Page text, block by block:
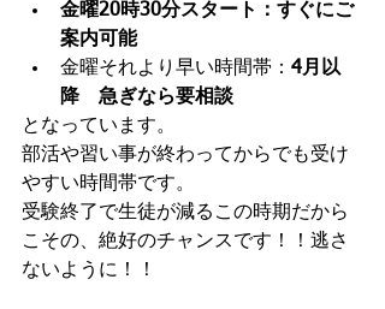
金曜20時30分スタート：すぐにご
案内可能
金曜それより早い時間帯： 4月以
降　急ぎなら要相談
となっています。
部活や習い事が終わってからでも受け
やすい時間帯です。
受験終了で生徒が減るこの時期だから
こその、絶好のチャンスです！！逃さ
ないように！！